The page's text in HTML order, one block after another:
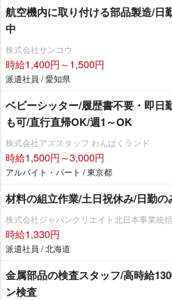
航空機内に取り付ける部品製造/日
中
株式会社サンコウ
時給1,400円～1,500円
派遣社員 / 愛知県
ベビーシッター/履歴書不要・即日
も可/直行直帰OK/週1～OK
株式会社アズスタッフ わんぱくランド
時給1,500円～3,000円
アルバイト・パート / 東京都
材料の組立作業/土日祝休み/日勤
株式会社ジャパンクリエイト北日本事業統
時給1,330円
派遣社員 / 北海道
金属部品の検査スタッフ/高時給
ン検査